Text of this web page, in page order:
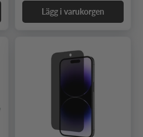
Lägg i varukorgen